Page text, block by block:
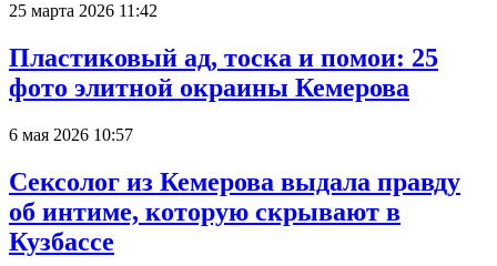
25 марта 2026 11:42
Пластиковый ад, тоска и помои: 25
фото элитной окраины Кемерова
6 мая 2026 10:57
Сексолог из Кемерова выдала правду
об интиме, которую скрывают в
Кузбассе